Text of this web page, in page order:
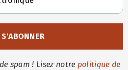
spam ! Lisez notre politique de